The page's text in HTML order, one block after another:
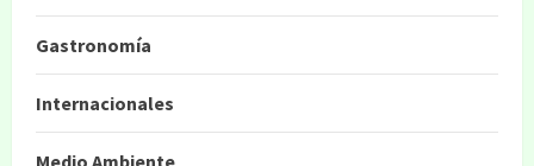
Gastronomía
Internacionales
Medio Ambiente